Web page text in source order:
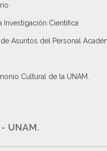
Investigación Científica
Asuntos del Personal
Cultural de la UNAM.
UNAM.